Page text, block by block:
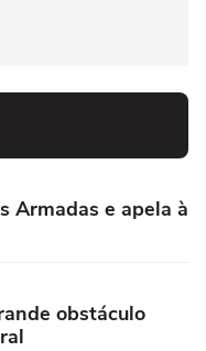
Armadas e apela à
obstáculo